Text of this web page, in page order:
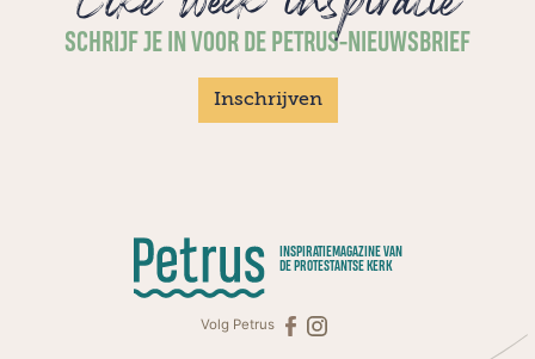
SCHRIJF JE IN VOOR DE PETRUS-NIEUWSBRIEF
Inschrijven
INSPIRATIEMAGAZINE VAN
DE PROTESTANTSE KERK
Volg Petrus